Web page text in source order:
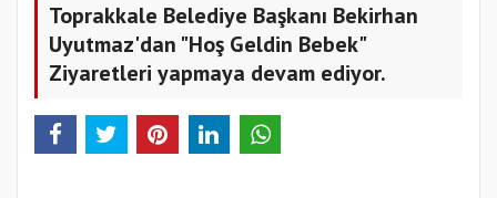
Toprakkale Belediye Başkanı Bekirhan
Uyutmaz'dan "Hoş Geldin Bebek"
Ziyaretleri yapmaya devam ediyor.